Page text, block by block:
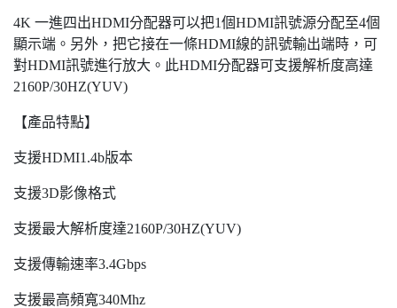
4K 一進四出HDMI分配器可以把1個HDMI訊號源分配至4個
顯示端。另外，把它接在一條HDMI線的訊號輸出端時，可
對HDMI訊號進行放大。此HDMI分配器可支援解析度高達
2160P/30HZ(YUV)
【產品特點】
支援HDMI1.4b版本
支援3D影像格式
支援最大解析度達2160P/30HZ(YUV)
支援傳輸速率3.4Gbps
支援最高頻寬340Mhz